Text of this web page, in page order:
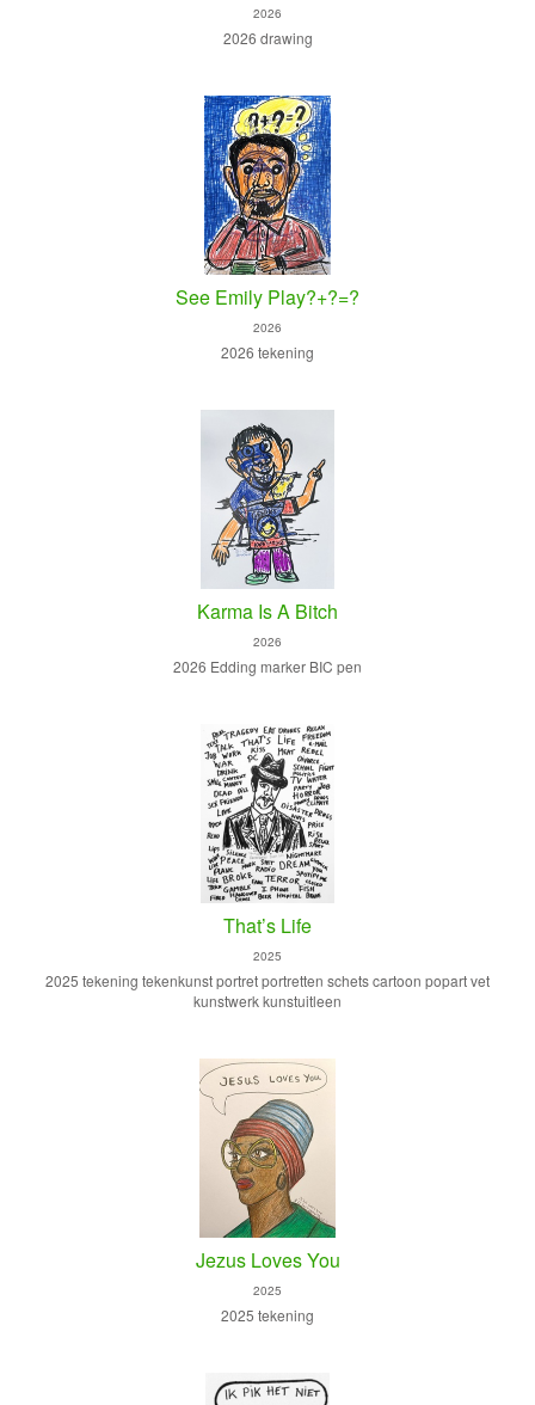
2026
2026 drawing
See Emily Play?+?=?
2026
2026 tekening
Karma Is A Bitch
2026
2026 Edding marker BIC pen
That’s Life
2025
2025 tekening tekenkunst portret portretten schets cartoon popart vet
kunstwerk kunstuitleen
Jezus Loves You
2025
2025 tekening